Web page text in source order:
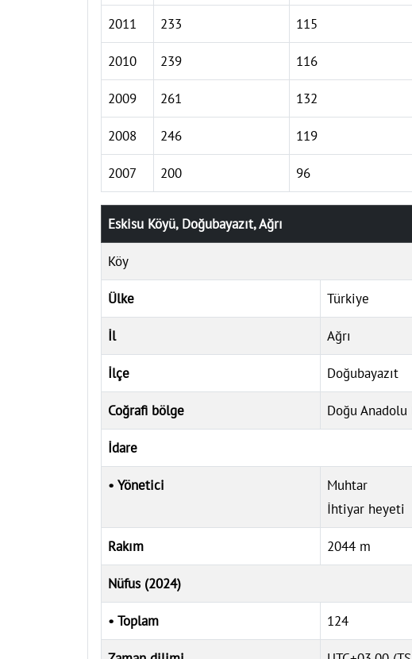
2011 233 115
2010 239 116
2009 261 132
2008 246 119
2007 200 96
Eskisu Köyü, Doğubayazıt, Ağrı
Köy
Ülke Türkiye
İl Ağrı
İlçe Doğubayazıt
Coğrafi bölge Doğu
İdare
• Yönetici
Muhtar
İhtiyar heyeti
Rakım 2044 m
Nüfus (2024)
• Toplam 124